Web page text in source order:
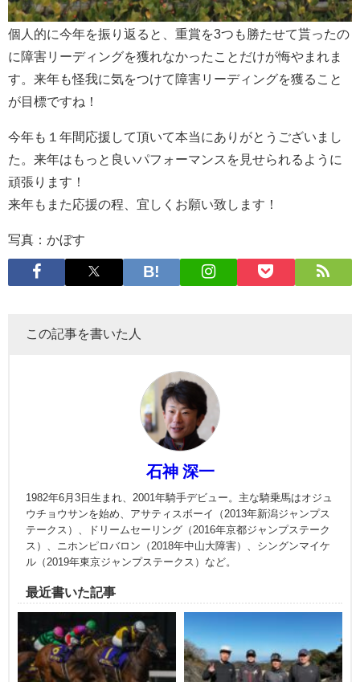
個人的に今年を振り返ると、重賞を3つも勝たせて貰ったの
に障害リーディングを獲れなかったことだけが悔やまれま
す。来年も怪我に気をつけて障害リーディングを獲ること
が目標ですね！
今年も１年間応援して頂いて本当にありがとうございまし
た。来年はもっと良いパフォーマンスを見せられるように
頑張ります！
来年もまた応援の程、宜しくお願い致します！
写真：かぼす
この記事を書いた人
石神 深一
1982年6月3日生まれ、2001年騎手デビュー。主な騎乗馬はオジュ
ウチョウサンを始め、アサティスボーイ（2013年新潟ジャンプス
テークス）、ドリームセーリング（2016年京都ジャンプステーク
ス）、ニホンピロバロン（2018年中山大障害）、シングンマイケ
ル（2019年東京ジャンプステークス）など。
最近書いた記事